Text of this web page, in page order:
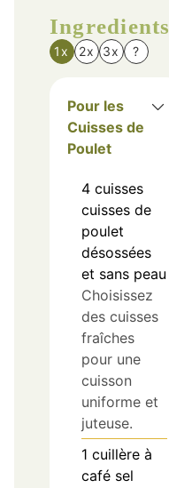
Ingredients
1x 2x 3x ?
Pour les
Cuisses de
Poulet
4 cuisses
cuisses de
poulet
désossées
et sans peau
Choisissez
des cuisses
fraîches
pour une
cuisson
uniforme et
juteuse.
1 cuillère à
café sel